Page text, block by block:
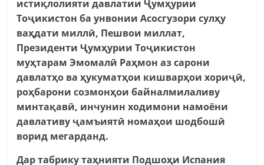
истиқлолияти давлатии Ҷумҳурии
Тоҷикистон ба унвонии Асосгузори сулҳу
ваҳдати миллӣ, Пешвои миллат,
Президенти Ҷумҳурии Тоҷикистон
муҳтарам Эмомалӣ Раҳмон аз сарони
давлатҳо ва ҳукуматҳои кишварҳои хориҷӣ,
роҳбарони созмонҳои байналмилаливу
минтақавӣ, инчунин ходимони намоёни
давлативу ҷамъиятӣ номаҳои шодбошӣ
ворид мегарданд.
Дар табрику таҳнияти Подшоҳи Испания